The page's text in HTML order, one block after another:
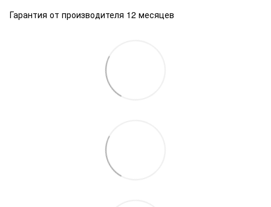
Гарантия от производителя 12 месяцев